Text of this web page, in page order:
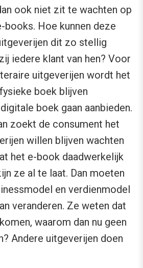
ook niet zit te wachten op
books. Hoe kunnen deze
dit zo stellig
iedere klant van hen? Voor
uitgeverijen wordt het
boek blijven
boek gaan aanbieden.
zoekt de consument het
willen blijven wachten
het e-book daadwerkelijk
ze al te laat. Dan moeten
en verdienmodel
veranderen. Ze weten dat
waarom dan nu geen
Andere uitgeverijen doen